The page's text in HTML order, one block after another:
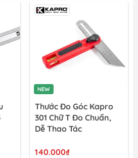
Worx 50028624
NEW
Thước Đo Góc Kapro
301 Chữ T Đo Chuẩn,
Dễ Thao Tác
140.000₫